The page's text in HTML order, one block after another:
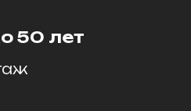
50 лет